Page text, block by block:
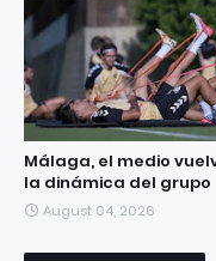
Málaga, el medio
la dinámica del grupo
August 04, 2026